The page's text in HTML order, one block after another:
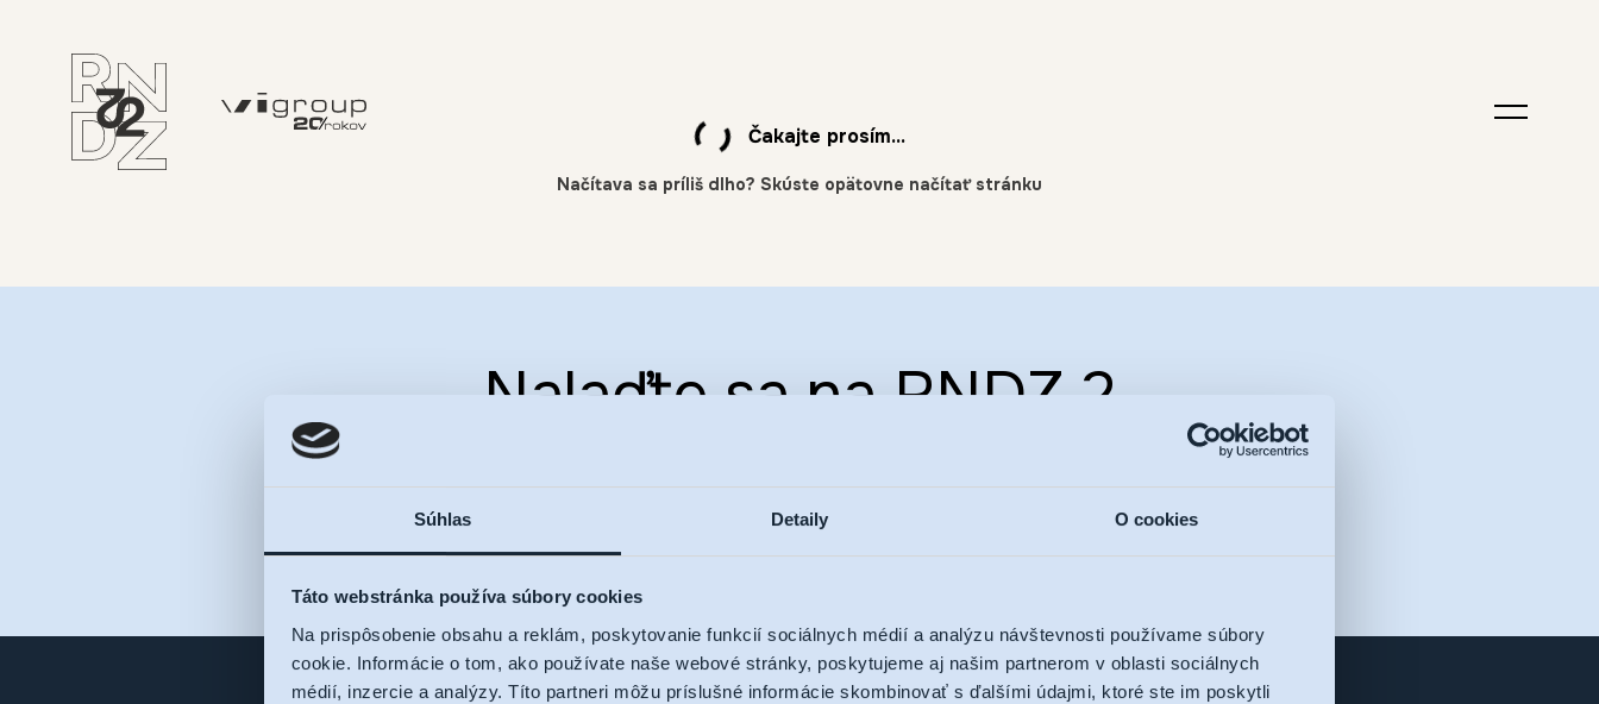
Súhlas Detaily O cookies
Táto webstránka používa súbory cookies
Na prispôsobenie obsahu a reklám, poskytovanie funkcií sociálnych médií a analýzu návštevnosti používame súbory
cookie. Informácie o tom, ako používate naše webové stránky, poskytujeme aj našim partnerom v oblasti sociálnych
médií, inzercie a analýzy. Títo partneri môžu príslušné informácie skombinovať s ďalšími údajmi, ktoré ste im poskytli
Čakajte prosím...
Nalaďte sa na RNDZ 2
a dostávajte novinky na váš e-mail